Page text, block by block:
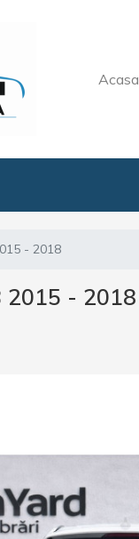
Acasa
- 2018
2015 - 2018